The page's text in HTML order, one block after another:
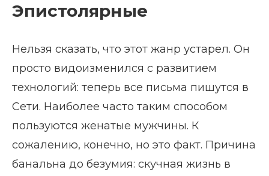
Эпистолярные
Нельзя сказать, что этот жанр устарел. Он
просто видоизменился с развитием
технологий: теперь все письма пишутся в
Сети. Наиболее часто таким способом
пользуются женатые мужчины. К
сожалению, конечно, но это факт. Причина
банальна до безумия: скучная жизнь в